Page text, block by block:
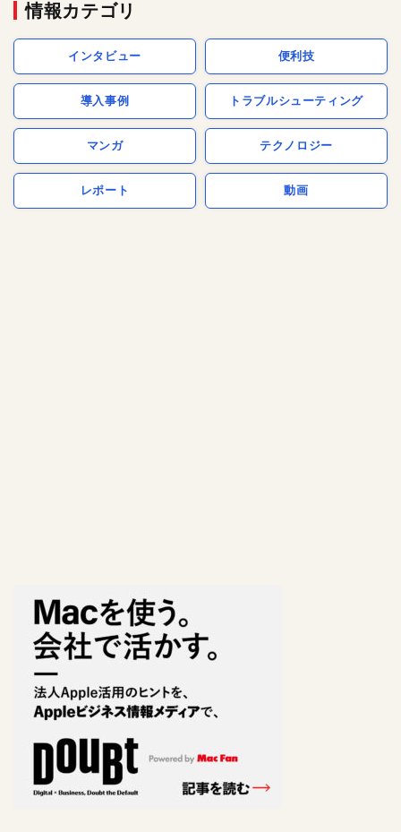
情報カテゴリ
インタビュー 便利技
導入事例 トラブルシューティング
マンガ テクノロジー
レポート 動画